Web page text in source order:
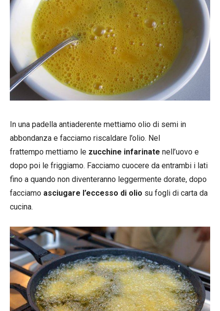
In una padella antiaderente mettiamo olio di semi in
abbondanza e facciamo riscaldare l’olio. Nel
frattempo mettiamo le zucchine infarinate nell’uovo e
dopo poi le friggiamo. Facciamo cuocere da entrambi i lati
fino a quando non diventeranno leggermente dorate, dopo
facciamo asciugare l’eccesso di olio su fogli di carta da
cucina.